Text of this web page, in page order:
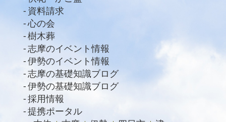
資料請求
心の会
樹木葬
志摩のイベント情報
伊勢のイベント情報
志摩の基礎知識ブログ
伊勢の基礎知識ブログ
採用情報
提携ポータル